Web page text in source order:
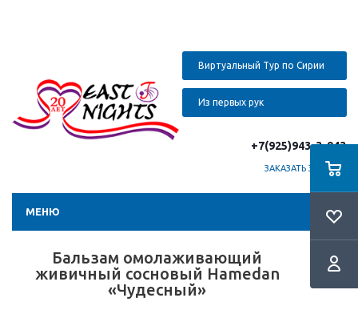
Виртуальный Тур по Сирии
Из первых рук
+7(925)943-3-943
ЗАКАЗАТЬ ЗВОНОК
МЕНЮ
Бальзам омолаживающий
живичный сосновый Hamedan
«Чудесный»